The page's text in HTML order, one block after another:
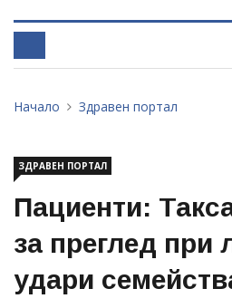
Начало Здравен портал
ЗДРАВЕН ПОРТАЛ
Пациенти:
за преглед при
удари